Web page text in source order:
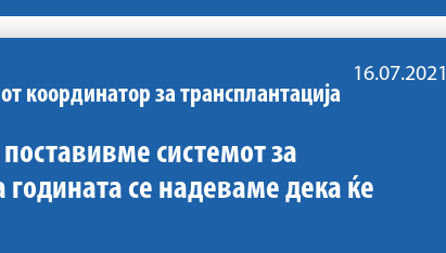
16.07.2021
координатор за трансплантација
системот за
годината се надеваме дека ќе